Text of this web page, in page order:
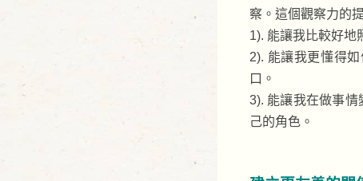
察。這個觀察力的
1). 能讓我比較好地
2). 能讓我更懂得
口。
3). 能讓我在做事
己的角色。